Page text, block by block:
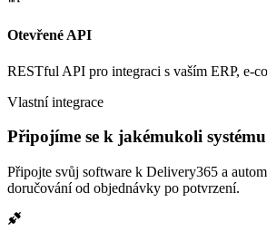
Otevřené API
RESTful API pro integraci s vaším ERP, e-
Vlastní integrace
Připojíme se k jakémukoli systému
Připojte svůj software k Delivery365 a
doručování od objednávky po potvrzení.